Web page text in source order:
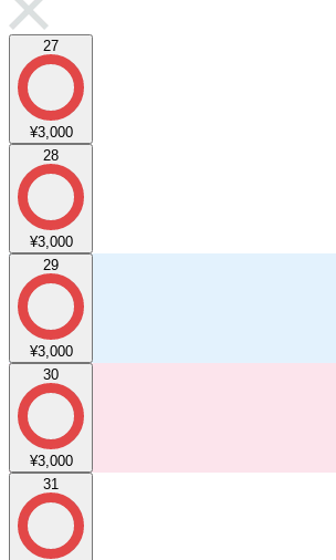
27
¥3,000
28
¥3,000
29
¥3,000
30
¥3,000
31